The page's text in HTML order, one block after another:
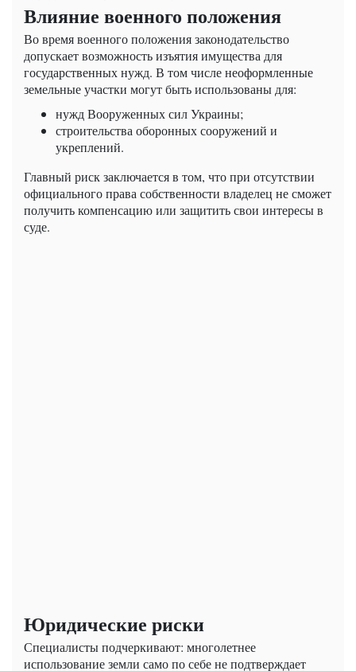
Влияние военного положения
Во время военного положения законодательство
допускает возможность изъятия имущества для
государственных нужд. В том числе неоформленные
земельные участки могут быть использованы для:
нужд Вооруженных сил Украины;
строительства оборонных сооружений и
укреплений.
Главный риск заключается в том, что при отсутствии
официального права собственности владелец не сможет
получить компенсацию или защитить свои интересы в
суде.
Юридические риски
Специалисты подчеркивают: многолетнее
использование земли само по себе не подтверждает